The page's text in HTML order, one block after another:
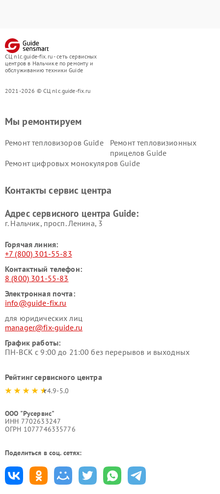
СЦ nlc.guide-fix.ru - сеть сервисных
центров в Нальчике по ремонту и
обслуживанию техники Guide
2021-2026 © СЦ nlc.guide-fix.ru
Мы ремонтируем
Ремонт тепловизоров Guide
Ремонт тепловизионных
прицелов Guide
Ремонт цифровых монокуляров Guide
Контакты сервис центра
Адрес сервисного центра Guide:
г. Нальчик, просп. Ленина, 3
Горячая линия:
+7 (800) 301-55-83
Контактный телефон:
8 (800) 301-55-83
Электронная почта:
info@guide-fix.ru
для юридических лиц
manager@fix-guide.ru
График работы:
ПН-ВСК с 9:00 до 21:00 без перерывов и выходных
Рейтинг сервисного центра
4.9-5.0
ООО "Русервис"
ИНН 7702633247
ОГРН 1077746335776
Поделиться в соц. сетях: